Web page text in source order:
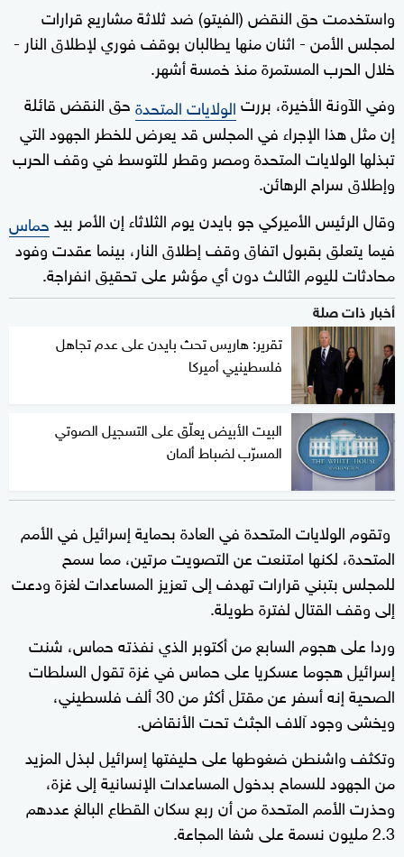
واستخدمت حق النقض (الفيتو) ضد ثلاثة مشاريع قرارات
لمجلس الأمن - اثنان منها يطالبان بوقف فوري لإطلاق النار -
خلال الحرب المستمرة منذ خمسة أشهر.
وفي الآونة الأخيرة، بررتالولايات المتحدةحق النقض قائلة
إن مثل هذا الإجراء في المجلس قد يعرض للخطر الجهود التي
تبذلها الولايات المتحدة ومصر وقطر للتوسط في وقف الحرب
وإطلاق سراح الرهائن.
وقال الرئيس الأميركي جو بايدن يوم الثلاثاء إن الأمر بيدحماس
فيما يتعلق بقبول اتفاق وقف إطلاق النار، بينما عقدت وفود
محادثات لليوم الثالث دون أي مؤشر على تحقيق انفراجة.
أخبار ذات صلة
تقرير: هاريس تحث بايدن على عدم تجاهل
فلسطينيي أميركا
البيت الأبيض يعلّق على التسجيل الصوتي
المسرّب لضباط ألمان
وتقوم الولايات المتحدة في العادة بحماية إسرائيل في الأمم
المتحدة، لكنها امتنعت عن التصويت مرتين، مما سمح
للمجلس بتبني قرارات تهدف إلى تعزيز المساعدات لغزة ودعت
إلى وقف القتال لفترة طويلة.
وردا على هجوم السابع من أكتوبر الذي نفذته حماس، شنت
إسرائيل هجوما عسكريا على حماس في غزة تقول السلطات
الصحية إنه أسفر عن مقتل أكثر من 30 ألف فلسطيني،
ويخشى وجود آلاف الجثث تحت الأنقاض.
وتكثف واشنطن ضغوطها على حليفتها إسرائيل لبذل المزيد
من الجهود للسماح بدخول المساعدات الإنسانية إلى غزة،
وحذرت الأمم المتحدة من أن ربع سكان القطاع البالغ عددهم
2.3 مليون نسمة على شفا المجاعة.